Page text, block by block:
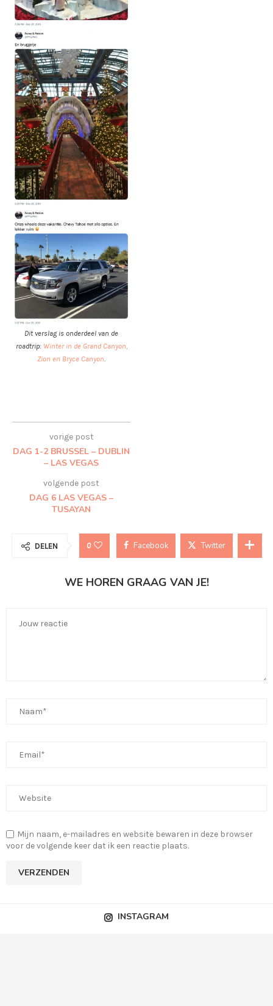
Dit verslag is onderdeel van de
roadtrip: Winter in de Grand Canyon,
Zion en Bryce Canyon.
vorige post
DAG 1-2 BRUSSEL – DUBLIN
– LAS VEGAS
volgende post
DAG 6 LAS VEGAS –
TUSAYAN
DELEN 0 Facebook Twitter
WE HOREN GRAAG VAN JE!
Mijn naam, e-mailadres en website bewaren in deze browser
voor de volgende keer dat ik een reactie plaats.
INSTAGRAM